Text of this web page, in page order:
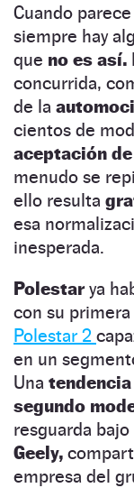
Cuando
siempre hay
que no es así.
concurrida,
de la
cientos de
aceptación
menudo se
ello resulta
esa
inesperada.
Polestarya
con su
Polestar 2
en un
Una tendencia
segundo
resguarda
Geely,
empresa del